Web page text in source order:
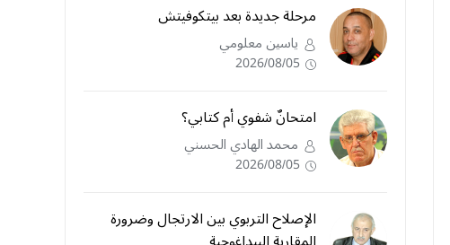
مرحلة جديدة بعد بيتكوفيتش
ياسين معلومي
2026/08/05
امتحانٌ شفوي أم كتابي؟
محمد الهادي الحسني
2026/08/05
الإصلاح التربوي بين الارتجال وضرورة